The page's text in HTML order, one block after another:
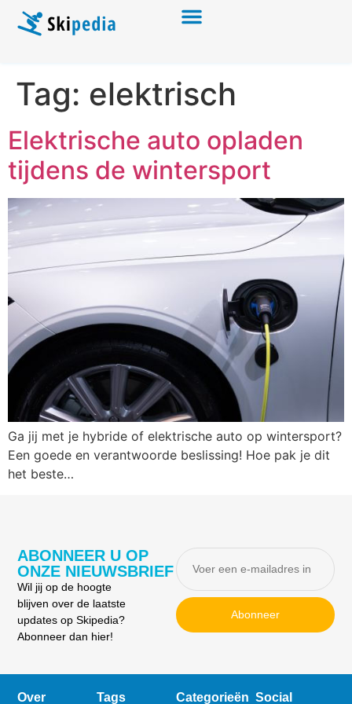
Tag: elektrisch
Elektrische auto opladen
tijdens de wintersport
Ga jij met je hybride of elektrische auto op wintersport?
Een goede en verantwoorde beslissing! Hoe pak je dit
het beste…
ABONNEER U OP
ONZE NIEUWSBRIEF
Wil jij op de hoogte
blijven over de laatste
updates op Skipedia?
Abonneer dan hier!
Abonneer
Over Tags Categorieën Social